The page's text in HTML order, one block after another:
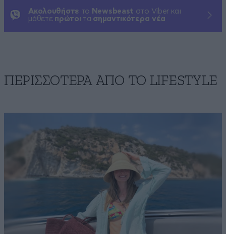
Ακολουθήστε το Newsbeast στο Viber και
μάθετε πρώτοι τα σημαντικότερα νέα
ΠΕΡΙΣΣΟΤΕΡΑ ΑΠΟ ΤΟ LIFESTYLE